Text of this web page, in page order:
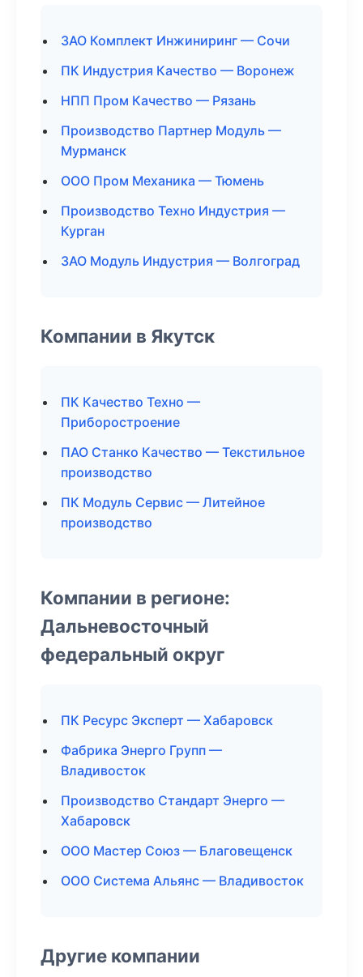
ЗАО Комплект Инжиниринг — Сочи
ПК Индустрия Качество — Воронеж
НПП Пром Качество — Рязань
Производство Партнер Модуль —
Мурманск
ООО Пром Механика — Тюмень
Производство Техно Индустрия —
Курган
ЗАО Модуль Индустрия — Волгоград
Компании в Якутск
ПК Качество Техно —
Приборостроение
ПАО Станко Качество — Текстильное
производство
ПК Модуль Сервис — Литейное
производство
Компании в регионе:
Дальневосточный
федеральный округ
ПК Ресурс Эксперт — Хабаровск
Фабрика Энерго Групп —
Владивосток
Производство Стандарт Энерго —
Хабаровск
ООО Мастер Союз — Благовещенск
ООО Система Альянс — Владивосток
Другие компании